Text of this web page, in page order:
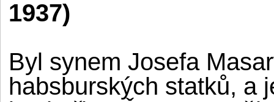
1937)
Byl synem Josefa
habsburských statků, a